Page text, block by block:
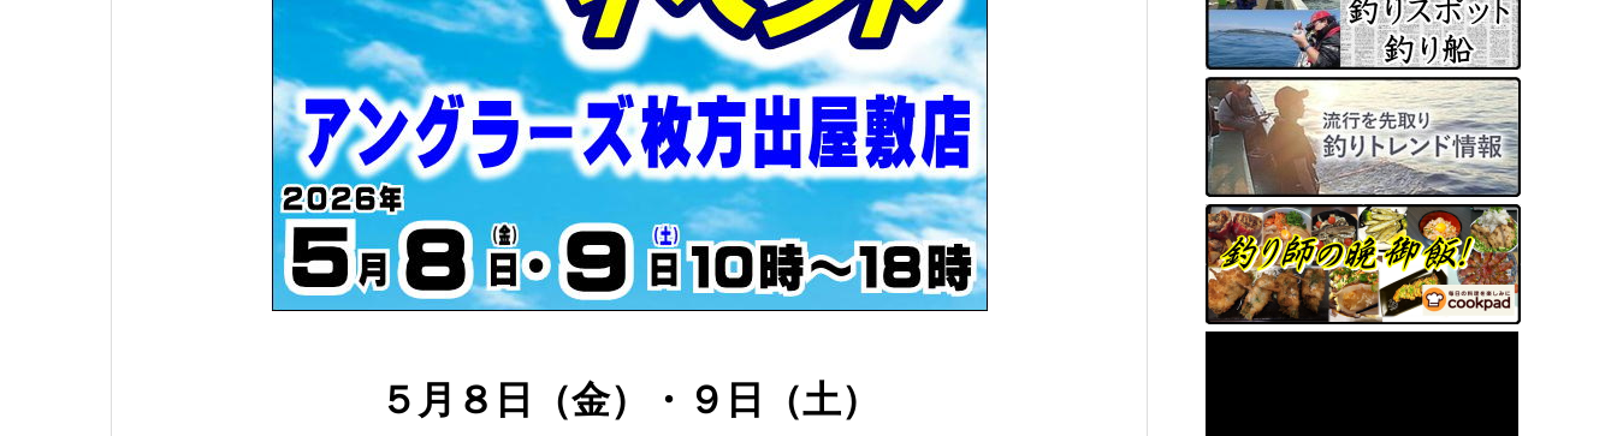
５ 月８日（金）・９ 日（土）